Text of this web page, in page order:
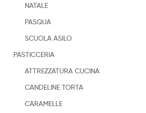
NATALE
PASQUA
SCUOLA ASILO
PASTICCERIA
ATTREZZATURA CUCINA
CANDELINE TORTA
CARAMELLE